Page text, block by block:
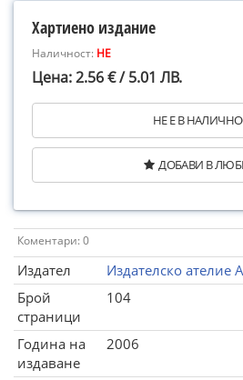
Хартиено издание
Наличност: НЕ
Цена: 2.56 € / 5.01 ЛВ.
НЕ Е В
ДОБАВИ В
Коментари: 0
Издател
Издателско ателие
Брой
страници
104
Година на
издаване
2006